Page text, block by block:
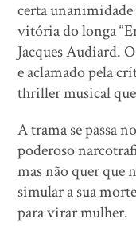
certa
vitória do longa
Jacques Audiard.
e aclamado pela
thriller musical
A trama se passa
poderoso
mas não quer que
simular a sua
para virar mulher.